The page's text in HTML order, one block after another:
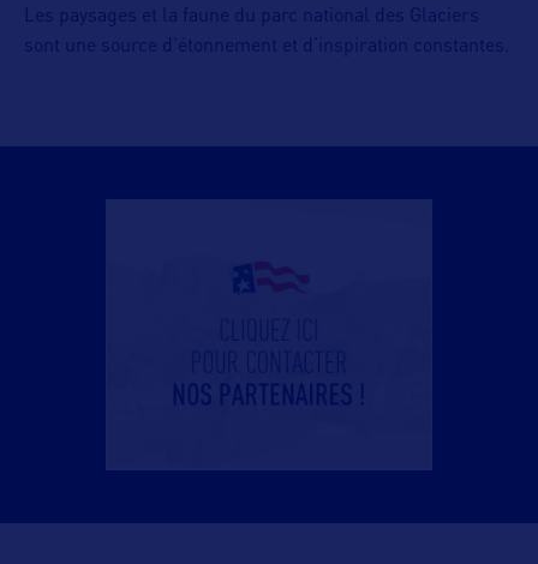
Les paysages et la faune du parc national des Glaciers
sont une source d’étonnement et d’inspiration constantes.